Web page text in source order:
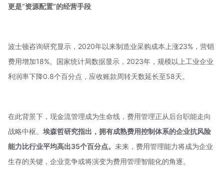
更是“资源配置”的经营手段
波士顿咨询研究显示，2020年以来制造业采购成本上涨23%，营销
费用增加18%。国家统计局数据显示，2023年，规模以上工业企业
利润率下降0.8个百分点，应收账款周转天数延长至58天。
在此背景下，现金流管理成为生命线，费用管理正从后台职能走向
战略中枢。 埃森哲研究指出，拥有成熟费用控制体系的企业抗风险
能力比行业平均高出35个百分点。 未来，费用管理能力将成为企业
生存的关键，企业竞争或将演变为费用管理智能化的角逐。